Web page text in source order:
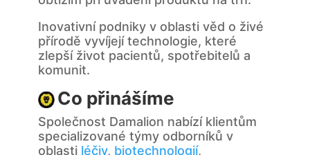
Inovativní podniky v oblasti věd o živé
přírodě vyvíjejí technologie, které
zlepší život pacientů, spotřebitelů a
komunit.
Co přinášíme
Společnost Damalion nabízí klientům
specializované týmy odborníků v
oblasti léčiv, biotechnologií,